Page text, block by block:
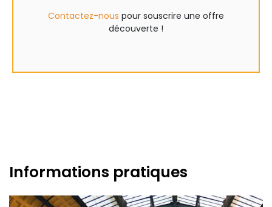
Contactez-nous pour souscrire une offre
découverte !
Informations pratiques